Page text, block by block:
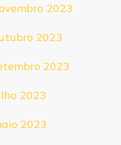
2023
2023
2023
2023
2023